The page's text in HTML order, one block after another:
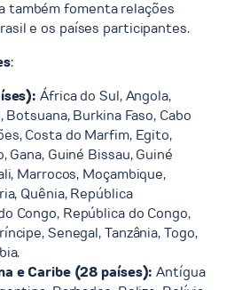
também fomenta relações
e os países participantes.
:
África do Sul, Angola,
Botsuana, Burkina Faso, Cabo
Costa do Marfim, Egito,
Gana, Guiné Bissau, Guiné
Marrocos, Moçambique,
Quênia, República
Congo, República do Congo,
Senegal, Tanzânia, Togo,
e Caribe (28 países):Antígua